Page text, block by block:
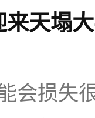
来天塌
会损失